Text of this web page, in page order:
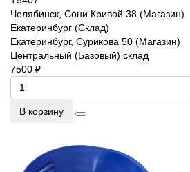
Челябинск, Сони Кривой 38 (Магазин)
Екатеринбург (Склад)
Екатеринбург, Сурикова 50 (Магазин)
Центральный (Базовый) склад
7500 ₽
В корзину